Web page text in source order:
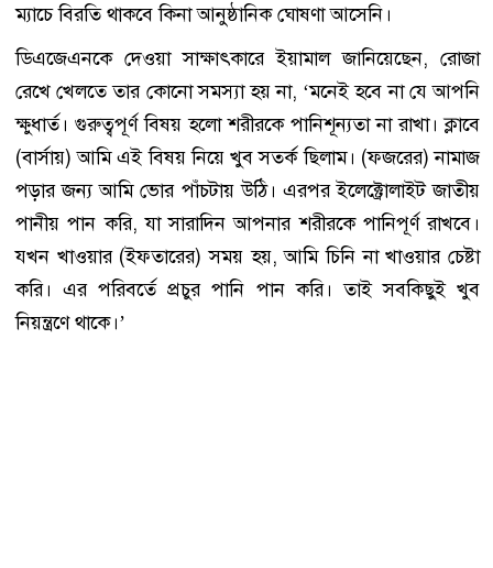
ম্যাচে বিরতি থাকবে কিনা আনুষ্ঠানিক ঘোষণা আসেনি।
ডিএজেএনকে দেওয়া সাক্ষাৎকারে ইয়ামাল জানিয়েছেন, রোজা
রেখে খেলতে তার কোনো সমস্যা হয় না, ‘মনেই হবে না যে আপনি
ক্ষুধার্ত। গুরুত্বপূর্ণ বিষয় হলো শরীরকে পানিশূন্যতা না রাখা। ক্লাবে
(বার্সায়) আমি এই বিষয় নিয়ে খুব সতর্ক ছিলাম। (ফজরের) নামাজ
পড়ার জন্য আমি ভোর পাঁচটায় উঠি। এরপর ইলেক্ট্রোলাইট জাতীয়
পানীয় পান করি, যা সারাদিন আপনার শরীরকে পানিপূর্ণ রাখবে।
যখন খাওয়ার (ইফতারের) সময় হয়, আমি চিনি না খাওয়ার চেষ্টা
করি। এর পরিবর্তে প্রচুর পানি পান করি। তাই সবকিছুই খুব
নিয়ন্ত্রণে থাকে।’